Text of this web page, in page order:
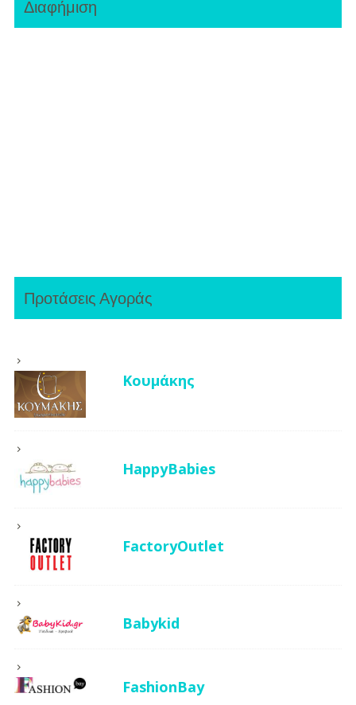
Διαφήμιση
Προτάσεις Αγοράς
Κουμάκης
HappyBabies
FactoryOutlet
Babykid
FashionBay